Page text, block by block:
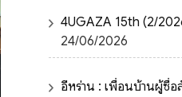
4UGAZA 15th (2/
24/06/2026
อีหร่าน : เพื่อนบ้านผู้ซื่